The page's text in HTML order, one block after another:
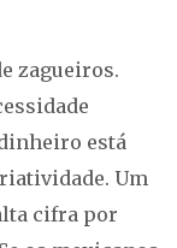
zagueiros.
está
Um
cifra por